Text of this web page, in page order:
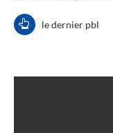
le dernier pbl